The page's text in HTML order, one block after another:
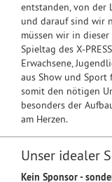
entstanden, von der
und darauf sind wir
müssen wir in
Spieltag des X-
Erwachsene,
aus Show und
somit den nötigen
besonders der
am Herzen.
Unser idealer
Kein Sponsor -